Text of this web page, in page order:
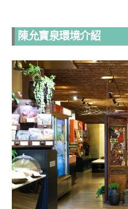
陳允寶泉環境介紹